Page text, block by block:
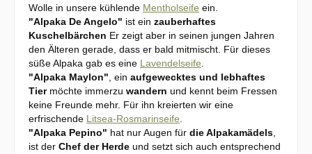
Wolle in unsere kühlende Mentholseife ein.
"Alpaka De Angelo" ist ein zauberhaftes
Kuschelbärchen Er zeigt aber in seinen jungen Jahren
den Älteren gerade, dass er bald mitmischt. Für dieses
süße Alpaka gab es eine
Lavendelseife
"Alpaka Maylon" , ein aufgewecktes und lebhaftes
Tiermöchte immerzu wandern und kennt beim Fressen
keine Freunde mehr. Für ihn kreierten wir eine
erfrischende
Litsea-Rosmarinseife
"Alpaka Pepino" hat nur Augen für die Alpakamädels
ist der Chef der Herde und setzt sich auch entsprechend